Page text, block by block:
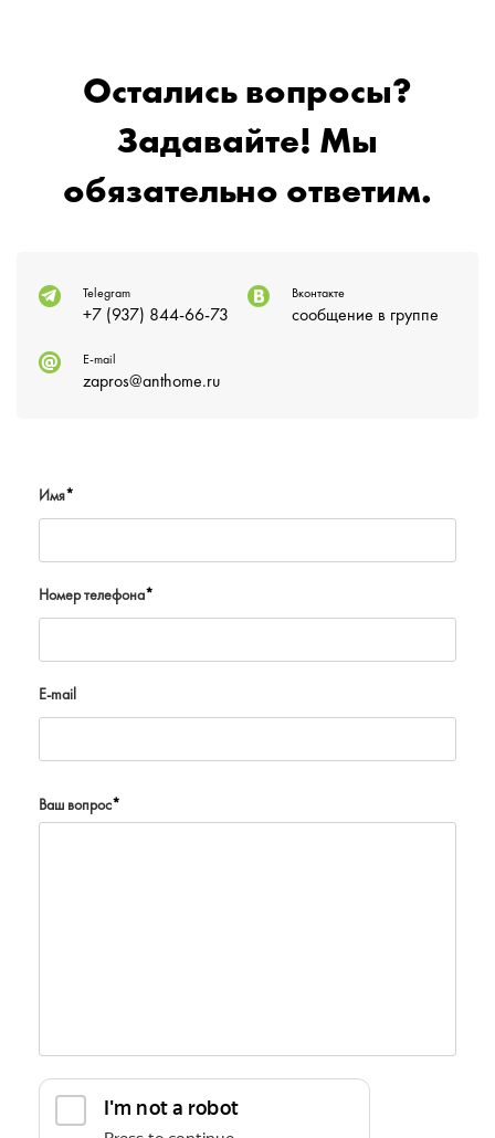
Остались вопросы?
Задавайте! Мы
обязательно ответим.
Telegram
+7 (937) 844-66-73
Вконтакте
сообщение в группе
E-mail
zapros@anthome.ru
Имя*
Номер телефона*
E-mail
Ваш вопрос*